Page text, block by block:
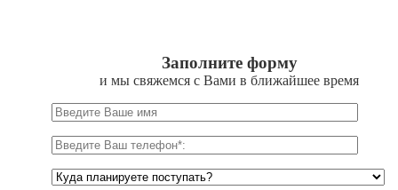
Заполните форму
и мы свяжемся с Вами в ближайшее время